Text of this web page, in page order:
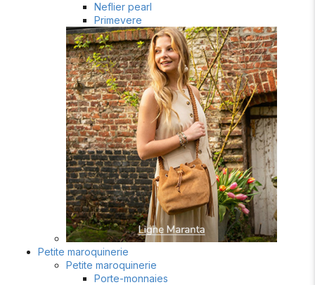
Neflier pearl
Primevere
Petite maroquinerie
Petite maroquinerie
Porte-monnaies